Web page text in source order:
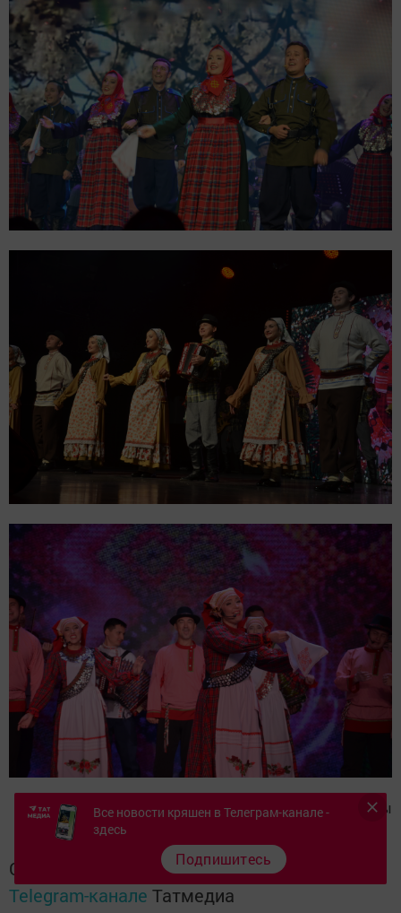
Алина Кондратьева фотолары
Следите за самым важным и интересным в
Telegram-канале Татмедиа
Все новости кряшен в Телеграм-канале -
здесь
Подпишитесь